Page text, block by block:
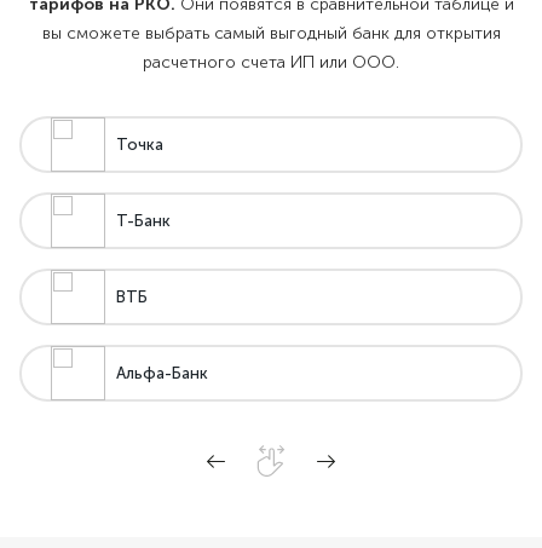
тарифов на РКО. Они появятся в сравнительной таблице и
вы сможете выбрать самый выгодный банк для открытия
расчетного счета ИП или ООО.
Точка
Т-Банк
ВТБ
Альфа-Банк